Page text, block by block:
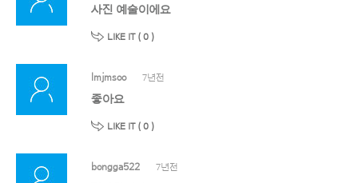
사진 예술이에요
LIKE IT ( 0 )
lmjmsoo 7년전
좋아요
LIKE IT ( 0 )
bongga522 7년전